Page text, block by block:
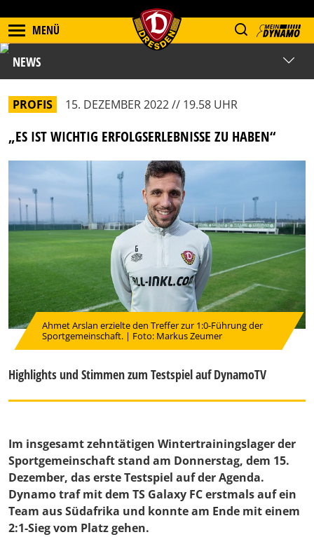
MENÜ
NEWS
PROFIS 15. DEZEMBER 2022 // 19.58 UHR
„ES IST WICHTIG ERFOLGSERLEBNISSE ZU HABEN“
Ahmet Arslan erzielte den Treffer zur 1:0-Führung der
Sportgemeinschaft. | Foto: Markus Zeumer
Highlights und Stimmen zum Testspiel auf DynamoTV
Im insgesamt zehntätigen Wintertrainingslager der
Sportgemeinschaft stand am Donnerstag, dem 15.
Dezember, das erste Testspiel auf der Agenda.
Dynamo traf mit dem TS Galaxy FC erstmals auf ein
Team aus Südafrika und konnte am Ende mit einem
2:1-Sieg vom Platz gehen.